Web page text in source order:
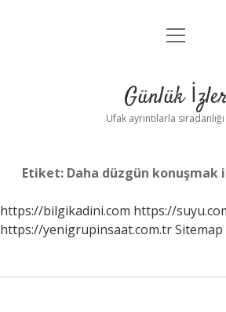
Anasayfa
Yasal Uyarı
menüyü
Günlük
Ufak ayrıntılarla
Etiket: Daha düzgün konuşmak
https://bilgikadini.com https://
https://yenigrupinsaat.com.trSitemap